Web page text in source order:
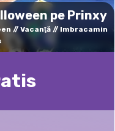
pe Prinxy
Vacanţă
Imbracamin